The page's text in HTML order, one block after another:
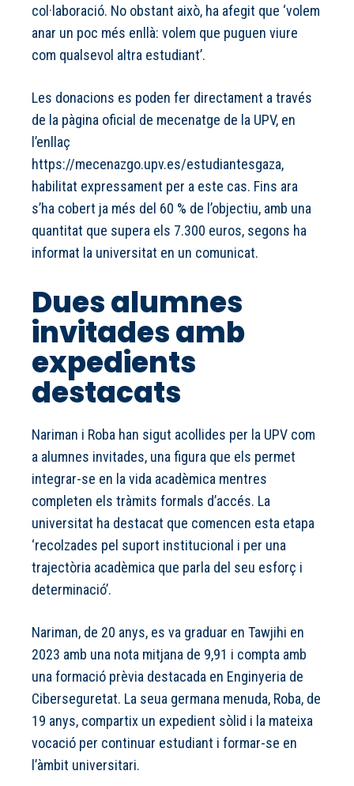
col·laboració. No obstant això, ha afegit que ‘volem
anar un poc més enllà: volem que puguen viure
com qualsevol altra estudiant’.
Les donacions es poden fer directament a través
de la pàgina oficial de mecenatge de la UPV, en
l’enllaç
https://mecenazgo.upv.es/estudiantesgaza,
habilitat expressament per a este cas. Fins ara
s’ha cobert ja més del 60 % de l’objectiu, amb una
quantitat que supera els 7.300 euros, segons ha
informat la universitat en un comunicat.
Dues alumnes
invitades amb
expedients
destacats
Nariman i Roba han sigut acollides per la UPV com
a alumnes invitades, una figura que els permet
integrar-se en la vida acadèmica mentres
completen els tràmits formals d’accés. La
universitat ha destacat que comencen esta etapa
‘recolzades pel suport institucional i per una
trajectòria acadèmica que parla del seu esforç i
determinació’.
Nariman, de 20 anys, es va graduar en Tawjihi en
2023 amb una nota mitjana de 9,91 i compta amb
una formació prèvia destacada en Enginyeria de
Ciberseguretat. La seua germana menuda, Roba, de
19 anys, compartix un expedient sòlid i la mateixa
vocació per continuar estudiant i formar-se en
l’àmbit universitari.